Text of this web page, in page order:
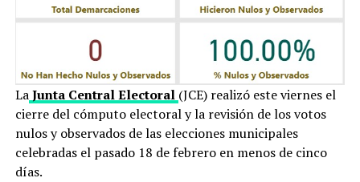
LaJunta Central Electoral (JCE) realizó este viernes el
cierre del cómputo electoral y la revisión de los votos
nulos y observados de las elecciones municipales
celebradas el pasado 18 de febrero en menos de cinco
días.